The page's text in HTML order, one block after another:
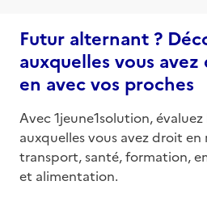
Futur alternant ?
auxquelles vous
en avec vos proches
Avec 1jeune1solution,
auxquelles vous avez droit
transport, santé, formation,
et alimentation.